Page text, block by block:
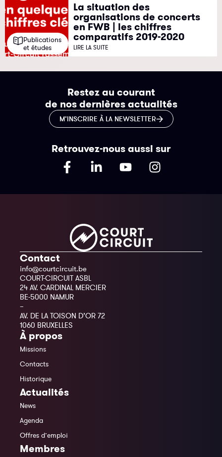
Publications
et études
La situation des
organisations de concerts
en FWB | les chiffres
comparatifs 2019-2020
LIRE LA SUITE
Restez au courant
de nos dernières actualités
M’INSCRIRE À LA NEWSLETTER
Retrouvez-nous aussi sur
Contact
info@courtcircuit.be
COURT-CIRCUIT ASBL
24 AV. CARDINAL MERCIER
BE-5000 NAMUR
–
AV. DE LA TOISON D’OR 72
1060 BRUXELLES
À propos
Missions
Contacts
Historique
Actualités
News
Agenda
Offres d’emploi
Membres